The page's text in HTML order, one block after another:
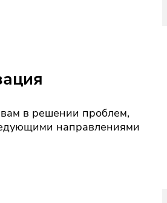
в решении проблем,
направлениями